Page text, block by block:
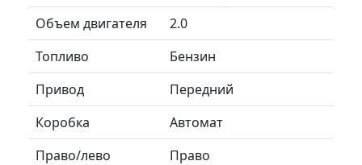
Объем двигателя
2.0
Топливо
Бензин
Привод
Передний
Коробка
Автомат
Право/лево
Право